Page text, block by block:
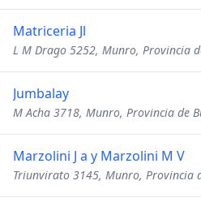
Matriceria Jl
L M Drago 5252, Munro, Provincia
Jumbalay
M Acha 3718, Munro, Provincia de
Marzolini J a y Marzolini M V
Triunvirato 3145, Munro, Provincia